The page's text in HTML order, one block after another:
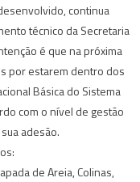
continua
técnico da Secretaria
é que na próxima
por estarem dentro dos
Básica do Sistema
com o nível de gestão
adesão.
de Areia, Colinas,